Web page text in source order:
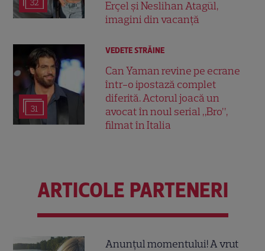
32
Erçel și Neslihan Atagül,
imagini din vacanță
31
VEDETE STRĂINE
Can Yaman revine pe ecrane
într-o ipostază complet
diferită. Actorul joacă un
avocat în noul serial „Bro”,
filmat în Italia
ARTICOLE PARTENERI
Anunțul momentului! A vrut